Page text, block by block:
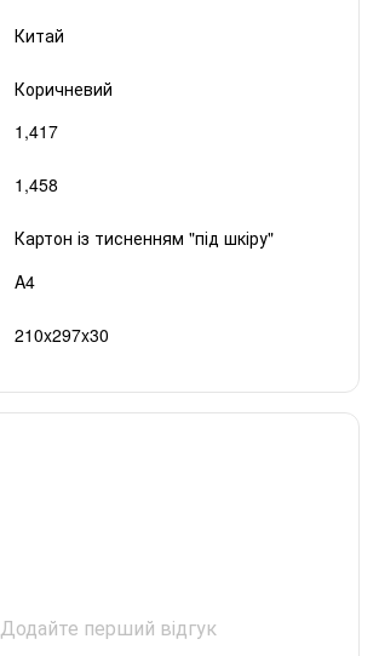
Китай
Коричневий
1,417
1,458
Картон із тисненням "під шкіру"
A4
210x297x30
Додайте перший відгук